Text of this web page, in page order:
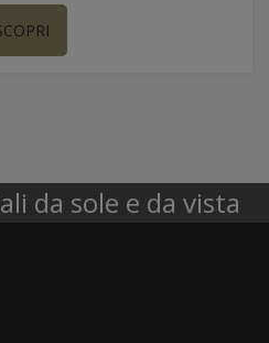
da sole e da vista